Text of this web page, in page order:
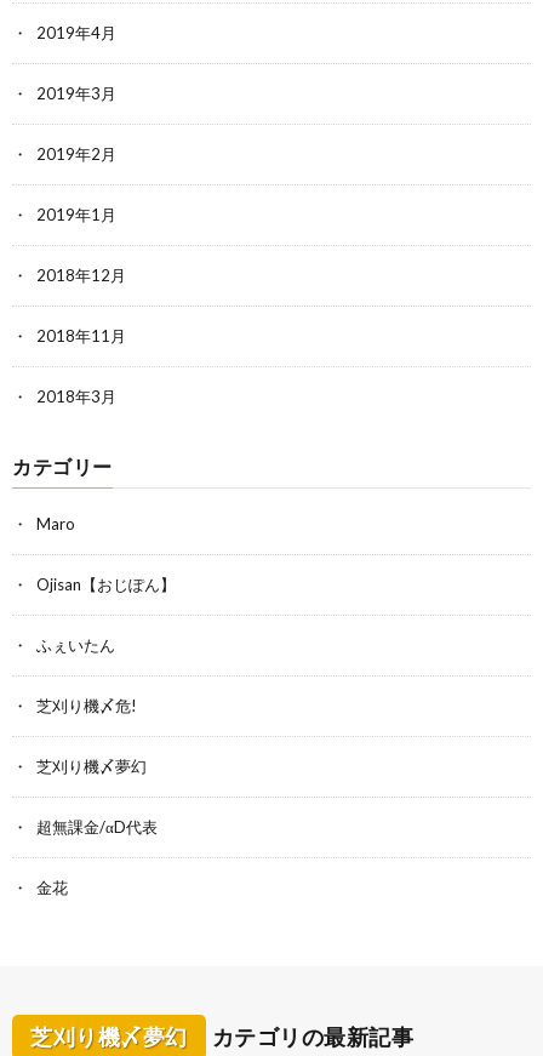
2019年4月
2019年3月
2019年2月
2019年1月
2018年12月
2018年11月
2018年3月
カテゴリー
Maro
Ojisan【おじぽん】
ふぇいたん
芝刈り機〆危!
芝刈り機〆夢幻
超無課金/αD代表
金花
芝刈り機〆夢幻 カテゴリの最新記事